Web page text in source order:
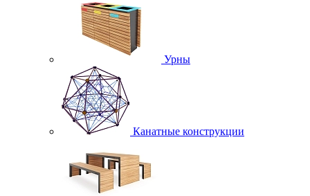
Урны
Канатные конструкции